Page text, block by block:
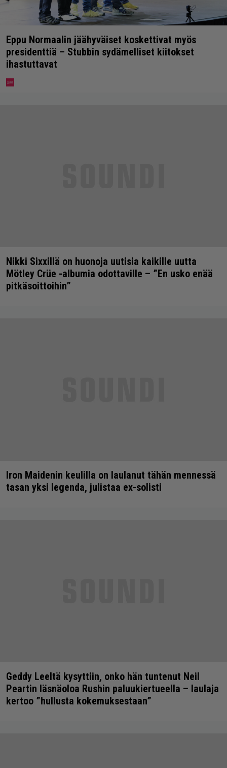
Eppu Normaalin jäähyväiset koskettivat myös
presidenttiä – Stubbin sydämelliset kiitokset
ihastuttavat
Nikki Sixxillä on huonoja uutisia kaikille uutta
Mötley Crüe -albumia odottaville – ”En usko enää
pitkäsoittoihin”
Iron Maidenin keulilla on laulanut tähän mennessä
tasan yksi legenda, julistaa ex-solisti
Geddy Leeltä kysyttiin, onko hän tuntenut Neil
Peartin läsnäoloa Rushin paluukiertueella – laulaja
kertoo ”hullusta kokemuksestaan”